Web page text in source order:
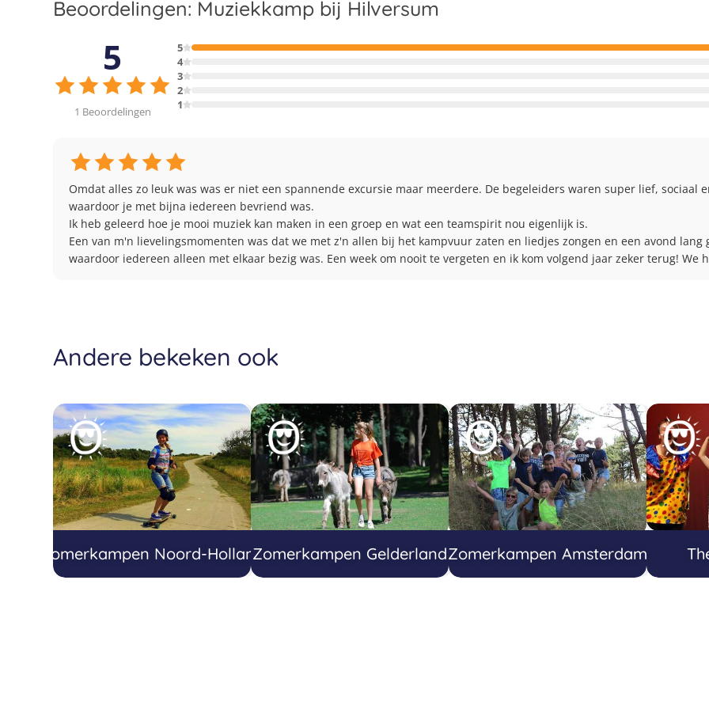
Beoordelingen: Muziekkamp bij Hilversum
5
1 Beoordelingen
5
4
3
2
1
Omdat alles zo leuk was was er niet een spannende excursie maar meerdere. De begeleiders waren super lief, sociaal
waardoor je met bijna iedereen bevriend was.
Ik heb geleerd hoe je mooi muziek kan maken in een groep en wat een teamspirit nou eigenlijk is.
Een van m'n lievelingsmomenten was dat we met z'n allen bij het kampvuur zaten en liedjes zongen en een avond
waardoor iedereen alleen met elkaar bezig was. Een week om nooit te vergeten en ik kom volgend jaar zeker terug!
Andere bekeken ook
Zomerkampen Noord-HollandZomerkampen GelderlandZomerkampen Amsterdam